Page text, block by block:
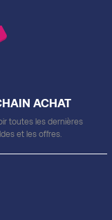
ACHAT
toutes les dernières
et les offres.